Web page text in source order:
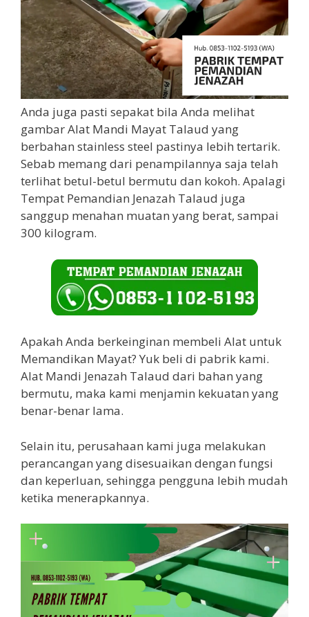
Anda juga pasti sepakat bila Anda melihat
gambar Alat Mandi Mayat Talaud yang
berbahan stainless steel pastinya lebih tertarik.
Sebab memang dari penampilannya saja telah
terlihat betul-betul bermutu dan kokoh. Apalagi
Tempat Pemandian Jenazah Talaud juga
sanggup menahan muatan yang berat, sampai
300 kilogram.
Apakah Anda berkeinginan membeli Alat untuk
Memandikan Mayat? Yuk beli di pabrik kami.
Alat Mandi Jenazah Talaud dari bahan yang
bermutu, maka kami menjamin kekuatan yang
benar-benar lama.
Selain itu, perusahaan kami juga melakukan
perancangan yang disesuaikan dengan fungsi
dan keperluan, sehingga pengguna lebih mudah
ketika menerapkannya.